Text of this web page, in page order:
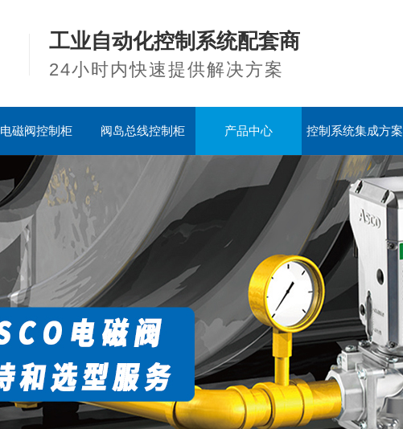
工业自动化控制系统配套商
24小时内快速提供解决方案
电磁阀控制柜 阀岛总线控制柜 产品中心 控制系统集成方案